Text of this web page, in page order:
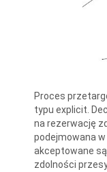
Proces
typu explicit.
na rezerwację
podejmowana
akceptowane
zdolności